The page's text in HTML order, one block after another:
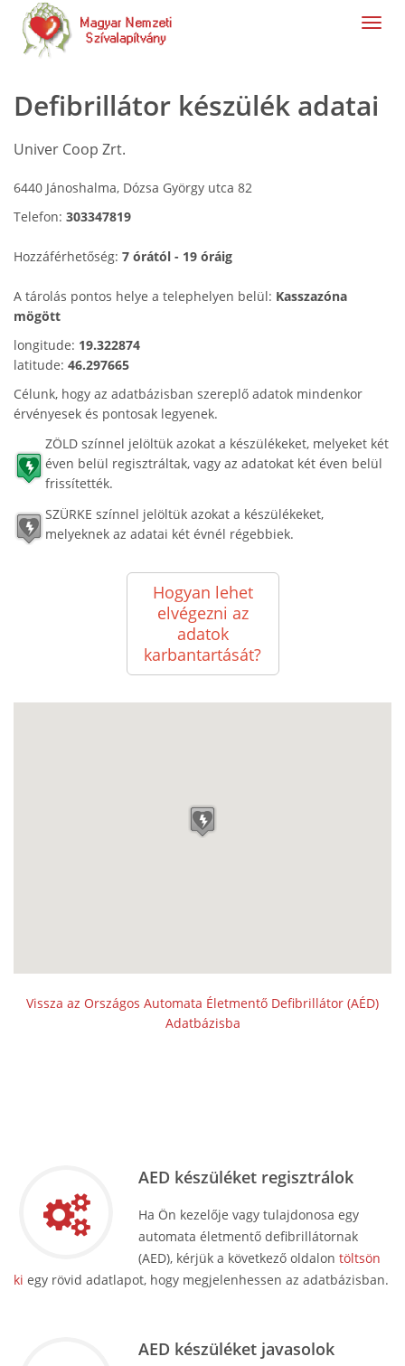
Defibrillátor készülék adatai
Univer Coop Zrt.
6440 Jánoshalma, Dózsa György utca 82
Telefon: 303347819
Hozzáférhetőség: 7 órától - 19 óráig
A tárolás pontos helye a telephelyen belül: Kasszazóna
mögött
longitude: 19.322874
latitude: 46.297665
Célunk, hogy az adatbázisban szereplő adatok mindenkor
érvényesek és pontosak legyenek.
ZÖLD színnel jelöltük azokat a készülékeket, melyeket két
éven belül regisztráltak, vagy az adatokat két éven belül
frissítették.
SZÜRKE színnel jelöltük azokat a készülékeket,
melyeknek az adatai két évnél régebbiek.
Hogyan lehet
elvégezni az
adatok
karbantartását?
Vissza az Országos Automata Életmentő Defibrillátor (AÉD)
Adatbázisba
AED készüléket regisztrálok
Ha Ön kezelője vagy tulajdonosa egy
automata életmentő defibrillátornak
(AED), kérjük a következő oldalon töltsön
ki egy rövid adatlapot, hogy megjelenhessen az adatbázisban.
AED készüléket javasolok